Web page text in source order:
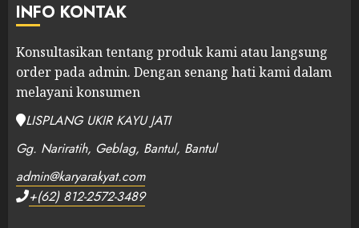
INFO KONTAK
Konsultasikan tentang produk kami atau langsung
order pada admin. Dengan senang hati kami dalam
melayani konsumen
LISPLANG UKIR KAYU JATI
Gg. Nariratih, Geblag, Bantul, Bantul
admin@karyarakyat.com
+(62) 812-2572-3489